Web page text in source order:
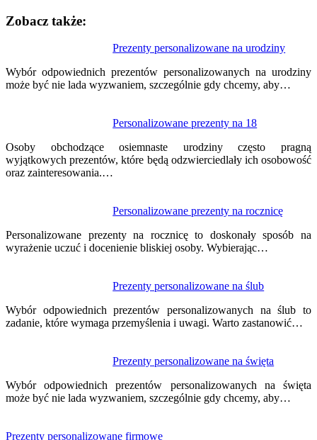
Zobacz także:
Prezenty personalizowane na urodziny
Wybór odpowiednich prezentów personalizowanych na urodziny
może być nie lada wyzwaniem, szczególnie gdy chcemy, aby…
Personalizowane prezenty na 18
Osoby obchodzące osiemnaste urodziny często pragną
wyjątkowych prezentów, które będą odzwierciedlały ich osobowość
oraz zainteresowania.…
Personalizowane prezenty na rocznicę
Personalizowane prezenty na rocznicę to doskonały sposób na
wyrażenie uczuć i docenienie bliskiej osoby. Wybierając…
Prezenty personalizowane na ślub
Wybór odpowiednich prezentów personalizowanych na ślub to
zadanie, które wymaga przemyślenia i uwagi. Warto zastanowić…
Prezenty personalizowane na święta
Wybór odpowiednich prezentów personalizowanych na święta
może być nie lada wyzwaniem, szczególnie gdy chcemy, aby…
wpisu
Prezenty personalizowane firmowe